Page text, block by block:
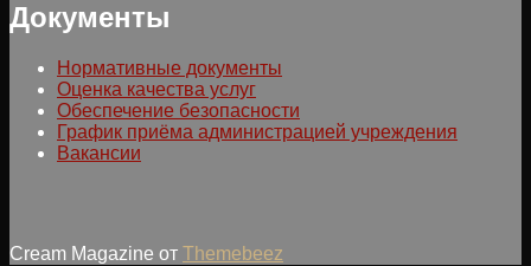
Документы
Нормативные документы
Оценка качества услуг
Обеспечение безопасности
График приёма администрацией учреждения
Вакансии
Cream Magazine от Themebeez